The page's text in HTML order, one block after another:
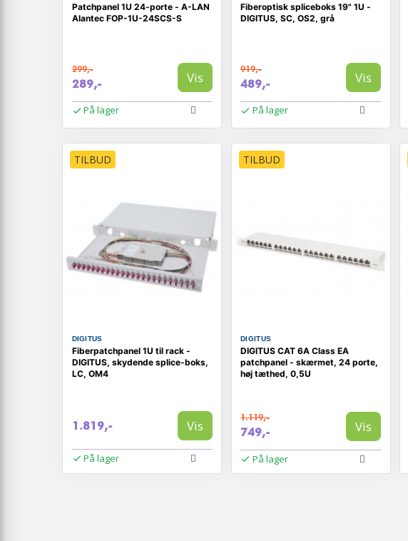
Patchpanel 1U 24-porte - A-LAN
Alantec FOP-1U-24SCS-S
299,-
289,- Vis
På lager
Fiberoptisk spliceboks 19" 1U -
DIGITUS, SC, OS2, grå
919,-
489,- Vis
På lager
TILBUD
DIGITUS
Fiberpatchpanel 1U til rack -
DIGITUS, skydende splice-boks,
LC, OM4
1.819,- Vis
På lager
TILBUD
DIGITUS
DIGITUS CAT 6A Class EA
patchpanel - skærmet, 24 porte,
høj tæthed, 0,5U
1.119,-
749,- Vis
På lager